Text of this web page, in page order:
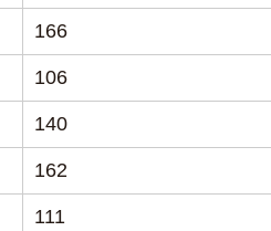
166
106
140
162
111